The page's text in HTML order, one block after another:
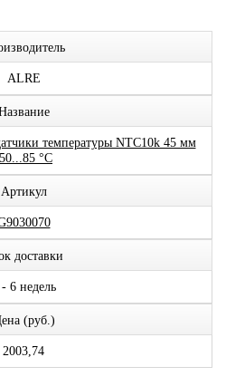
ALRE
температуры NTC10k 45 мм
°C
Артикул
доставки
6 недель
(руб.)
2003,74